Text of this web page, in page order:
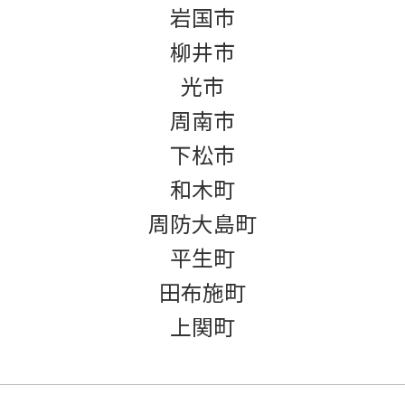
岩国市
柳井市
光市
周南市
下松市
和木町
周防大島町
平生町
田布施町
上関町